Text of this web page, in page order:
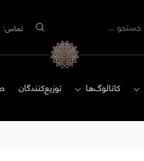
تماس:
کاتالوگ‌ها توزیع‌کنندگان